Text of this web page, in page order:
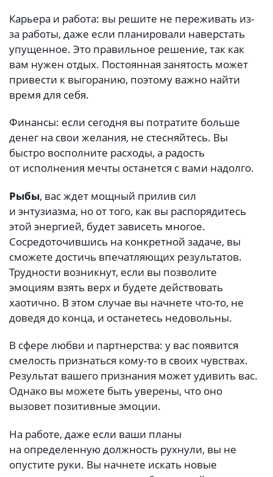
Карьера и работа: вы решите не переживать из-
за работы, даже если планировали наверстать
упущенное. Это правильное решение, так как
вам нужен отдых. Постоянная занятость может
привести к выгоранию, поэтому важно найти
время для себя.
Финансы: если сегодня вы потратите больше
денег на свои желания, не стесняйтесь. Вы
быстро восполните расходы, а радость
от исполнения мечты останется с вами надолго.
Рыбы, вас ждет мощный прилив сил
и энтузиазма, но от того, как вы распорядитесь
этой энергией, будет зависеть многое.
Сосредоточившись на конкретной задаче, вы
сможете достичь впечатляющих результатов.
Трудности возникнут, если вы позволите
эмоциям взять верх и будете действовать
хаотично. В этом случае вы начнете что-то, не
доведя до конца, и останетесь недовольны.
В сфере любви и партнерства: у вас появится
смелость признаться кому-то в своих чувствах.
Результат вашего признания может удивить вас.
Однако вы можете быть уверены, что оно
вызовет позитивные эмоции.
На работе, даже если ваши планы
на определенную должность рухнули, вы не
опустите руки. Вы начнете искать новые